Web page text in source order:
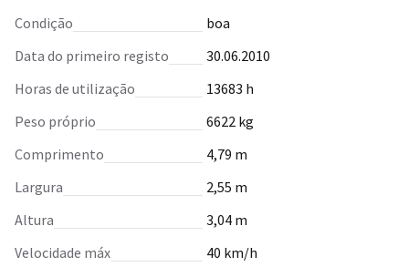
Condição
boa
Data do primeiro registo
30.06.2010
Horas de utilização
13683 h
Peso próprio
6622 kg
Comprimento
4,79 m
Largura
2,55 m
Altura
3,04 m
Velocidade máx
40 km/h